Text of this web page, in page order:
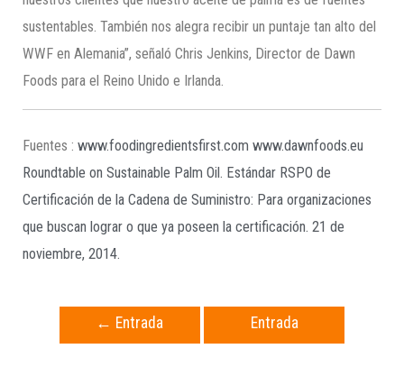
sustentables. También nos alegra recibir un puntaje tan alto del
WWF en Alemania”, señaló Chris Jenkins, Director de Dawn
Foods para el Reino Unido e Irlanda.
Fuentes : www.foodingredientsfirst.com www.dawnfoods.eu
Roundtable on Sustainable Palm Oil. Estándar RSPO de
Certificación de la Cadena de Suministro: Para organizaciones
que buscan lograr o que ya poseen la certificación. 21 de
noviembre, 2014.
← Entrada
Entrada